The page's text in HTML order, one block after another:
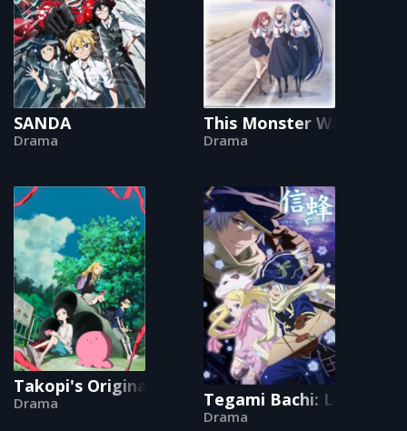
SANDA
Drama
This Monster Wants to
Drama
Takopi's Original Sin
Drama Tegami Bachi: Letter
Drama